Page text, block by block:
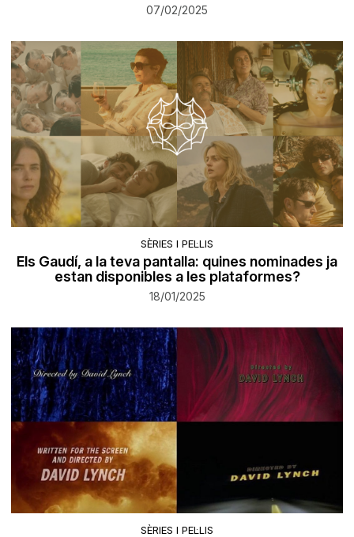
07/02/2025
SÈRIES I PEL·LIS
Els Gaudí, a la teva pantalla: quines nominades ja
estan disponibles a les plataformes?
18/01/2025
SÈRIES I PEL·LIS